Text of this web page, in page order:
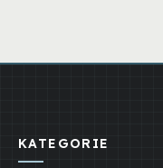
KATEGORIE